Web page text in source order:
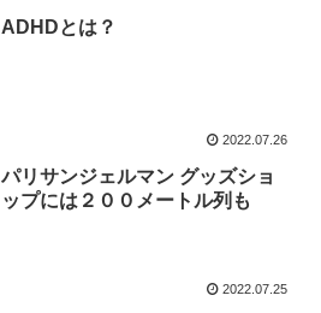
ADHDとは？
2022.07.26
パリサンジェルマン グッズショ
ップには２００メートル列も
2022.07.25